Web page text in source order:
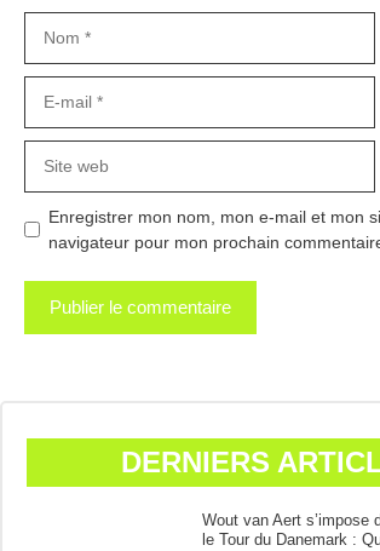
mail
web
Enregistrer mon nom, mon e-mail et mon
navigateur pour mon prochain
DERNIERS
Wout van Aert s’impose
le Tour du Danemark :